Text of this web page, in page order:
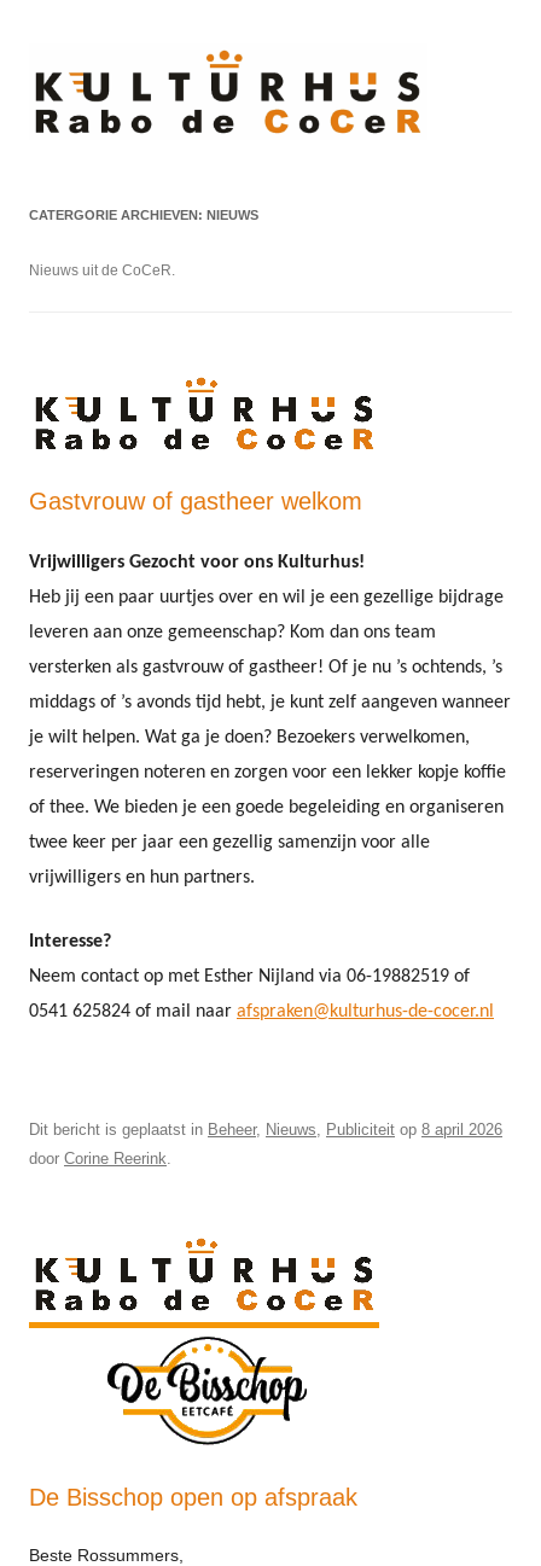
CATERGORIE ARCHIEVEN: NIEUWS
Nieuws uit de CoCeR.
Gastvrouw of gastheer welkom
Vrijwilligers Gezocht voor ons Kulturhus!
Heb jij een paar uurtjes over en wil je een gezellige bijdrage
leveren aan onze gemeenschap? Kom dan ons team
versterken als gastvrouw of gastheer! Of je nu ’s ochtends, ’s
middags of ’s avonds tijd hebt, je kunt zelf aangeven wanneer
je wilt helpen. Wat ga je doen? Bezoekers verwelkomen,
reserveringen noteren en zorgen voor een lekker kopje koffie
of thee. We bieden je een goede begeleiding en organiseren
twee keer per jaar een gezellig samenzijn voor alle
vrijwilligers en hun partners.
Interesse?
Neem contact op met Esther Nijland via 06-19882519 of
0541 625824 of mail naar afspraken@kulturhus-de-cocer.nl
Dit bericht is geplaatst in Beheer, Nieuws Publiciteit op 8 april 2026
door Corine Reerink
De Bisschop open op afspraak
Beste Rossummers,